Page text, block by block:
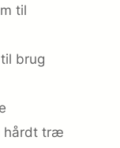
til
brug
hårdt træ